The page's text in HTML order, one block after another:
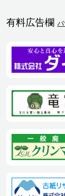
有料広告欄